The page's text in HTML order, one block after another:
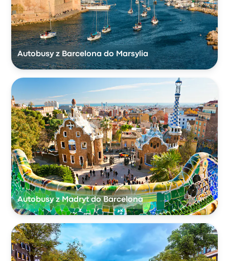
Autobusy z Barcelona do Marsylia
Autobusy z Madryt do Barcelona